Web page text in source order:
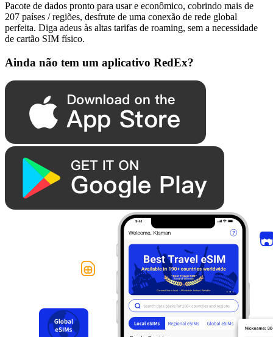
Pacote de dados pronto para usar e econômico, cobrindo mais de
207 países / regiões, desfrute de uma conexão de rede global
perfeita. Diga adeus às altas tarifas de roaming, sem a necessidade
de cartão SIM físico.
Ainda não tem um aplicativo RedEx?